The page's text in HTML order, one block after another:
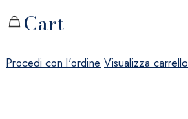
Cart
Procedi con l'ordine Visualizza carrello